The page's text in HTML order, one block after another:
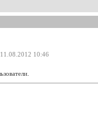
10:46